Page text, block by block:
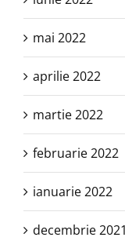
mai 2022
aprilie 2022
martie 2022
februarie 2022
ianuarie 2022
decembrie 2021